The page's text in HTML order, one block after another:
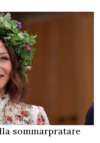
sommarpratare